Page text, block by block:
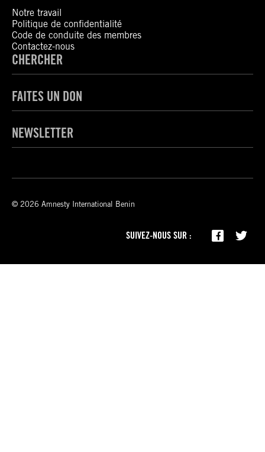
Notre travail
Politique de confidentialité
Code de conduite des membres
Contactez-nous
CHERCHER
FAITES UN DON
NEWSLETTER
© 2026 Amnesty International Benin
SUIVEZ-NOUS SUR :